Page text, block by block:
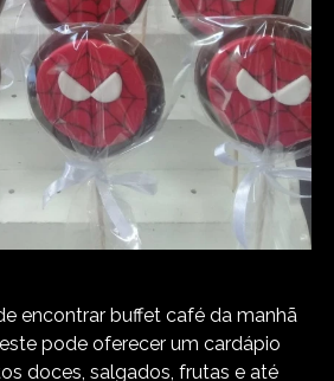
encontrar buffet café da manhã
pode oferecer um cardápio
doces, salgados, frutas e até